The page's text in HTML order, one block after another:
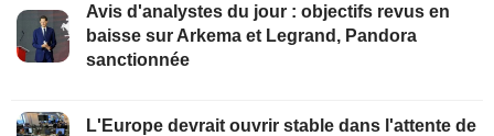
Avis d'analystes du jour : objectifs revus en
baisse sur Arkema et Legrand, Pandora
sanctionnée
L'Europe devrait ouvrir stable dans l'attente de